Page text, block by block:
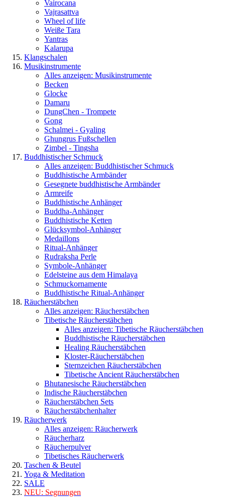
Vairocana
Vajrasattva
Wheel of life
Weiße Tara
Yantras
Kalarupa
Klangschalen
Musikinstrumente
Alles anzeigen: Musikinstrumente
Becken
Glocke
Damaru
DungChen - Trompete
Gong
Schalmei - Gyaling
Ghungrus Fußschellen
Zimbel - Tingsha
Buddhistischer Schmuck
Alles anzeigen: Buddhistischer Schmuck
Buddhistische Armbänder
Gesegnete buddhistische Armbänder
Armreife
Buddhistische Anhänger
Buddha-Anhänger
Buddhistische Ketten
Glücksymbol-Anhänger
Medaillons
Ritual-Anhänger
Rudraksha Perle
Symbole-Anhänger
Edelsteine aus dem Himalaya
Schmuckornamente
Buddhistische Ritual-Anhänger
Räucherstäbchen
Alles anzeigen: Räucherstäbchen
Tibetische Räucherstäbchen
Alles anzeigen: Tibetische Räucherstäbchen
Buddhistische Räucherstäbchen
Healing Räucherstäbchen
Kloster-Räucherstäbchen
Sternzeichen Räucherstäbchen
Tibetische Ancient Räucherstäbchen
Bhutanesische Räucherstäbchen
Indische Räucherstäbchen
Räucherstäbchen Sets
Räucherstäbchenhalter
Räucherwerk
Alles anzeigen: Räucherwerk
Räucherharz
Räucherpulver
Tibetisches Räucherwerk
Taschen & Beutel
Yoga & Meditation
SALE
NEU: Segnungen